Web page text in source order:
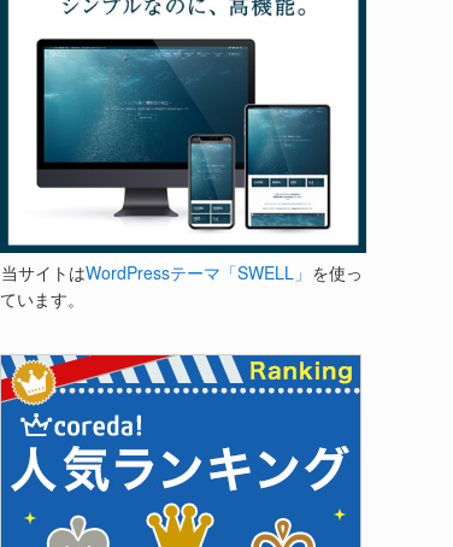
当サイトはWordPressテーマ「SWELL」 を使っ
ています。